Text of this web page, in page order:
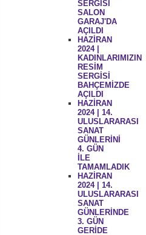
SERGİSİ
SALON
GARAJ'DA
AÇILDI
HAZİRAN
2024 |
KADINLARIMIZIN
RESİM
SERGİSİ
BAHÇEMİZDE
AÇILDI
HAZİRAN
2024 | 14.
ULUSLARARASI
SANAT
GÜNLERİNİ
4. GÜN
İLE
TAMAMLADIK
HAZİRAN
2024 | 14.
ULUSLARARASI
SANAT
GÜNLERİNDE
3. GÜN
GERİDE